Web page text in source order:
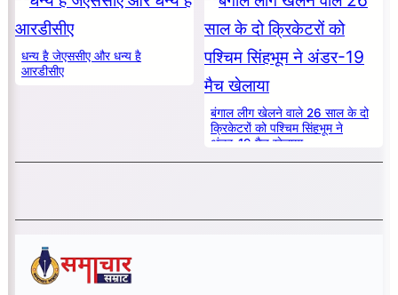
धन्य है जेएससीए और धन्य है
आरडीसीए
बंगाल लीग खेलने वाले 26 साल के दो
क्रिकेटरों को पश्चिम सिंहभूम ने
अंडर-19 मैच खेलाया